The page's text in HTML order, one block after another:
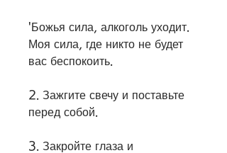
'Божья сила, алкоголь уходит.
Моя сила, где никто не будет
вас беспокоить.
2. Зажгите свечу и поставьте
перед собой.
3. Закройте глаза и